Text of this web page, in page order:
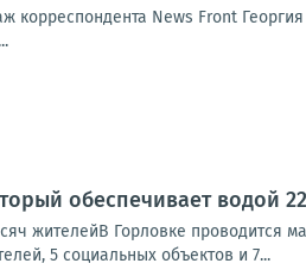
кор­ре­спон­ден­та News Front
обеспечивает водой
жителейВ Горловке проводится
5 социальных объектов и 7...